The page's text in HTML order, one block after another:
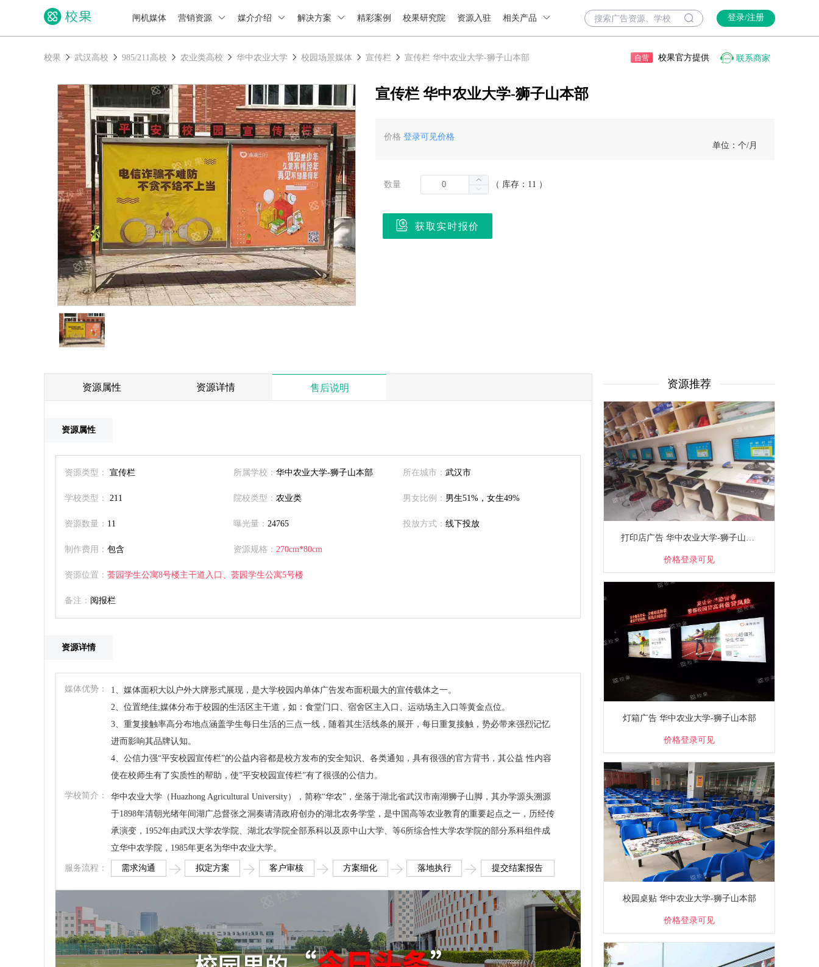
闸机媒体 营销资源 媒介介绍 解决方案 精彩案例 校果研究院 资源入驻 相关产品 登录/注册
校果 武汉高校 985/211高校 农业类高校 华中农业大学 校园场景媒体 宣传栏 宣传栏 华中农业大学-狮子山本部 自营 校果官方提供 联系商家
宣传栏 华中农业大学-狮子山本部
价格 登录可见价格
单位：个/月
数量 （ 库存：11 ）
获取实时报价
资源属性 资源详情 售后说明
资源属性
资源类型： 宣传栏 所属学校：华中农业大学-狮子山本部 所在城市： 武汉市
学校类型： 211 院校类型：农业类 男女比例： 男生51%，女生49%
资源数量： 11 曝光量：24765 投放方式： 线下投放
制作费用： 包含 资源规格：270cm*80cm
资源位置： 荟园学生公寓8号楼主干道入口、荟园学生公寓5号楼
备注： 阅报栏
资源详情
媒体优势：
1、媒体面积大以户外大牌形式展现，是大学校园内单体广告发布面积最大的宣传载体之一。
2、位置绝佳;媒体分布于校园的生活区主干道，如：食堂门口、宿舍区主入口、运动场主入口等黄金点位。
3、重复接触率高分布地点涵盖学生每日生活的三点一线，随着其生活线条的展开，每日重复接触，势必带来强烈记忆
进而影响其品牌认知。
4、公信力强“平安校园宣传栏”的公益内容都是校方发布的安全知识、各类通知，具有很强的官方背书，其公益 性内容
使在校师生有了实质性的帮助，使”平安校园宣传栏”有了很强的公信力。
学校简介：
华中农业大学（Huazhong Agricultural University），简称“华农”，坐落于湖北省武汉市南湖狮子山脚，其办学源头溯源
于1898年清朝光绪年间湖广总督张之洞奏请清政府创办的湖北农务学堂，是中国高等农业教育的重要起点之一，历经传
承演变，1952年由武汉大学农学院、湖北农学院全部系科以及原中山大学、等6所综合性大学农学院的部分系科组件成
立华中农学院，1985年更名为华中农业大学。
服务流程： 需求沟通 拟定方案 客户审核 方案细化 落地执行 提交结案报告
资源推荐
价格登录可见
灯箱广告 华中农业大学-狮子山本部
价格登录可见
校园桌贴 华中农业大学-狮子山本部
价格登录可见